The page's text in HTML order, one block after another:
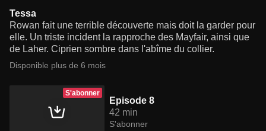
Tessa
Rowan fait une terrible découverte mais doit la garder pour
elle. Un triste incident la rapproche des Mayfair, ainsi que
de Laher. Ciprien sombre dans l'abîme du collier.
Disponible plus de 6 mois
S'abonner
Episode 8
42 min
S'abonner